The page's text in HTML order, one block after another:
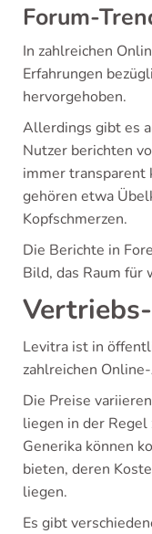
Forum-
In zahlreichen
Erfahrungen
hervorgehoben.
Allerdings gibt es
Nutzer berichten
immer transparent
gehören etwa
Kopfschmerzen.
Die Berichte in
Bild, das Raum für
Levitra ist in
zahlreichen
Die Preise
liegen in der Regel
Generika können
bieten, deren
liegen.
Es gibt